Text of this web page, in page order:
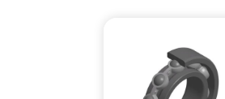
VÒNG BI ĐŨA TRỤ NTN
VÒNG BI KIM NTN